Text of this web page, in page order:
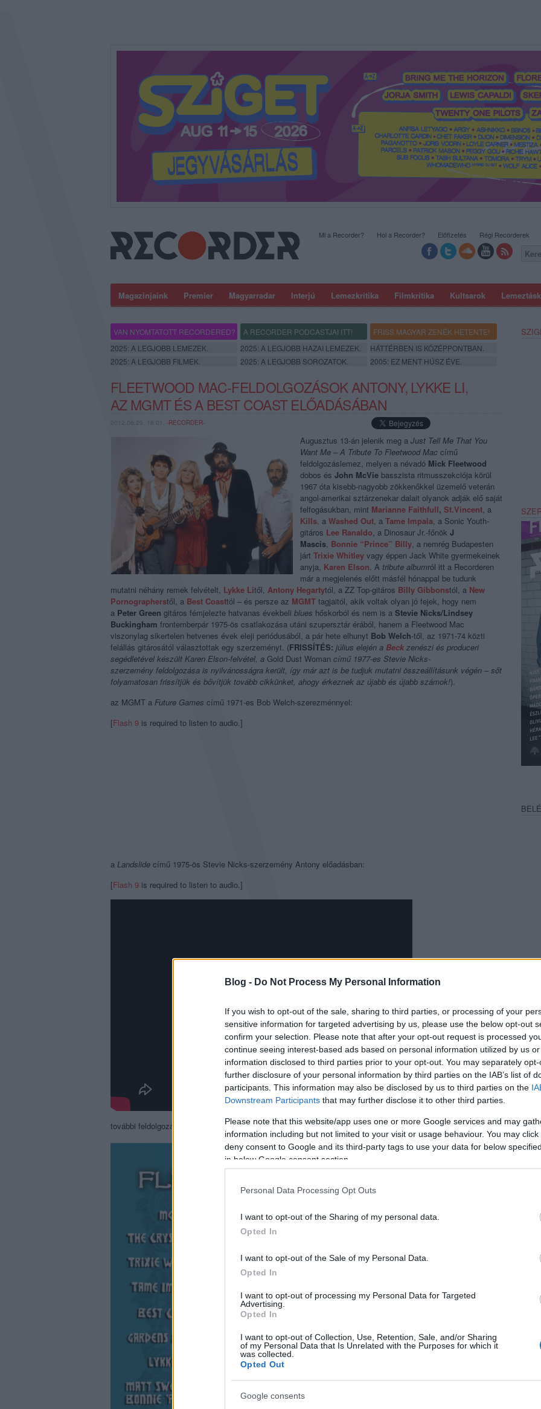
Blog - Do Not Process My Personal Information
If you wish to opt-out of the sale, sharing to third parties, or processing of your
sensitive information for targeted advertising by us, please use the below opt-out
confirm your selection. Please note that after your opt-out request is processed
continue seeing interest-based ads based on personal information utilized by us
information disclosed to third parties prior to your opt-out. You may separately
further disclosure of your personal information by third parties on the IAB’s list of
participants. This information may also be disclosed by us to third parties on the
Downstream Participants that may further disclose it to other third parties.
Please note that this website/app uses one or more Google services and may
information including but not limited to your visit or usage behaviour. You may
deny consent to Google and its third-party tags to use your data for below
in below Google consent section.
Personal Data Processing Opt Outs
I want to opt-out of the Sharing of my personal data.
Opted In
I want to opt-out of the Sale of my Personal Data.
Opted In
I want to opt-out of processing my Personal Data for Targeted
Advertising.
Opted In
I want to opt-out of Collection, Use, Retention, Sale, and/or Sharing
of my Personal Data that Is Unrelated with the Purposes for which it
was collected.
Opted Out
Google consents
Magazinjaink Premier Magyarradar Interjú Lemezkritika Filmkritika Kultsarok
Mi a Recorder? Hol a Recorder? Előfizetés Régi Recorderek
VAN NYOMTATOTT RECORDERED? A RECORDER PODCASTJAI ITT!
FRISS MAGYAR ZENÉK HETENTE!
2025: A LEGJOBB LEMEZEK.
2025: A LEGJOBB HAZAI LEMEZEK.
HÁTTÉRBEN IS KÖZÉPPONTBAN.
2025: A LEGJOBB FILMEK.
2025: A LEGJOBB SOROZATOK. 2005: EZ MENT HÚSZ ÉVE.
FLEETWOOD MAC-FELDOLGOZÁSOK ANTONY, LYKKE LI,
AZ MGMT ÉS A BEST COAST ELŐADÁSÁBAN
2012.06.29. 18:01, -RECORDER-
Augusztus 13-án jelenik meg a Just Tell Me That You
Want Me – A Tribute To Fleetwood Mac című
feldolgozáslemez, melyen a névadó Mick Fleetwood
dobos és John McVie basszista ritmusszekciója körül
1967 óta kisebb-nagyobb zökkenőkkel üzemelő veterán
angol-amerikai sztárzenekar dalait olyanok adják elő saját
felfogásukban, mint Marianne Faithfull, St.Vincent, a
Kills, a Washed Out, a Tame Impala, a Sonic Youth-
gitáros Lee Ranaldo, a Dinosaur Jr.-főnök J
Mascis, Bonnie “Prince” Billy, a nemrég Budapesten
járt Trixie Whitley vagy éppen Jack White gyermekeinek
anyja, Karen Elson. A tribute albumról itt a Recorderen
már a megjelenés előtt másfél hónappal be tudunk
mutatni néhány remek felvételt, Lykke Litől, Antony Hegartytól, a ZZ Top-gitáros Billy Gibbonstól, a New
Pornographerstől, a Best Coasttól – és persze az MGMT tagjaitól, akik voltak olyan jó fejek, hogy nem
a Peter Green gitáros fémjelezte hatvanas évekbeli blues hőskorból és nem is a Stevie Nicks/Lindsey
Buckingham frontemberpár 1975-ös csatlakozása utáni szupersztár érából, hanem a Fleetwood Mac
viszonylag sikertelen hetvenes évek eleji periódusából, a pár hete elhunyt Bob Welch-től, az 1971-74 közti
felállás gitárosától választottak egy szerzeményt. (FRISSÍTÉS: július elején a Beck zenészi és produceri
segédletével készült Karen Elson-felvétel, a Gold Dust Woman című 1977-es Stevie Nicks-
szerzemény feldolgozása is nyilvánosságra került, így már azt is be tudjuk mutatni összeállításunk végén – sőt
folyamatosan frissítjük és bővítjük tovább cikkünket, ahogy érkeznek az újabb és újabb számok!).
az MGMT a Future Games című 1971-es Bob Welch-szerezménnyel:
[Flash 9 is required to listen to audio.]
a Landslide című 1975-ös Stevie Nicks-szerzemény Antony előadásban:
[Flash 9 is required to listen to audio.]
további feldolgozások a tribute albumról:
.